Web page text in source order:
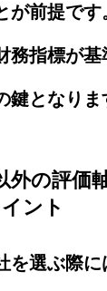
が前提です
務指標が
鍵となりま
外の評価
イント
を選ぶ際